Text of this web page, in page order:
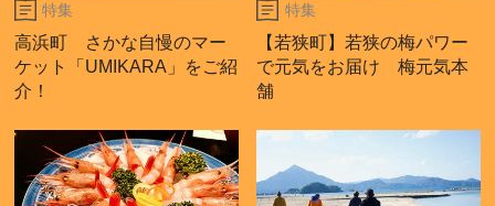
特集
高浜町 さかな自慢のマー
ケット「UMIKARA」をご紹
介！
特集
【若狭町】若狭の梅パワー
で元気をお届け 梅元気本
舗